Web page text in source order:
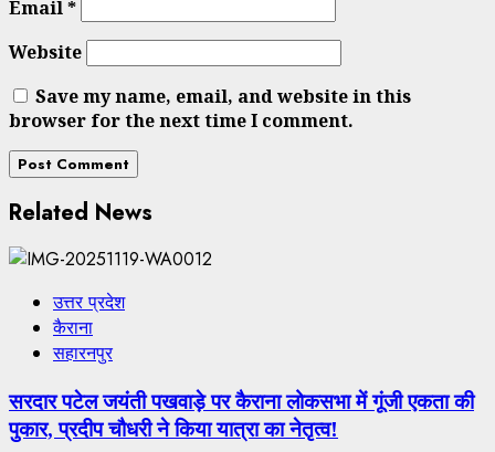
Email*
Website
Save my name, email, and website in this
browser for the next time I comment.
Related News
उत्तर प्रदेश
कैराना
सहारनपुर
सरदार पटेल जयंती पखवाड़े पर कैराना लोकसभा में गूंजी एकता की
पुकार, प्रदीप चौधरी ने किया यात्रा का नेतृत्व!